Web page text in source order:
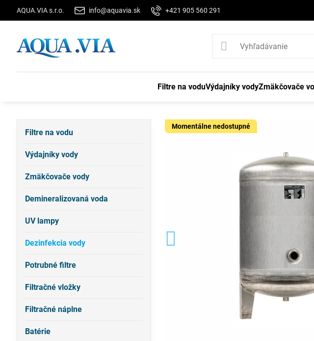
AQUA.VIA s.r.o. info@aquavia.sk +421 905 560 291
Filtre na voduVýdajníky vodyZmäkčovače
Momentálne nedostupné
Filtre na vodu
Výdajníky vody
Zmäkčovače vody
Demineralizovaná voda
UV lampy
Dezinfekcia vody
Potrubné filtre
Filtračné vložky
Filtračné náplne
Batérie